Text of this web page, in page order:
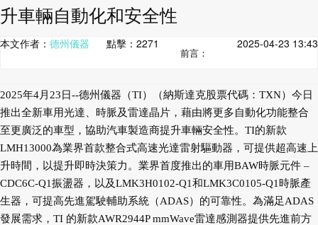
升車輛自動化和安全性
本文作者： 德州儀器 點擊： 2271 2025-04-23 13:43
前言：
2025年4月23日--德州儀器（TI）（納斯達克股票代碼：TXN）今日
推出全新車用光達、時脈及雷達晶片，藉由將更多自動化功能整合
至更廣泛的車型，協助汽車製造商提升車輛安全性。TI的新款
LMH13000為業界首款整合式高速光達雷射驅動器，可提供超高速上
升時間，以提升即時決策力。業界首度推出的車用BAW時脈元件 –
CDC6C-Q1振盪器，以及LMK3H0102-Q1和LMK3C0105-Q1時脈產
生器，可提高先進駕駛輔助系統（ADAS）的可靠性。為滿足ADAS
發展需求，TI 的新款AWR2944P mmWave雷達感測器提供先進前方